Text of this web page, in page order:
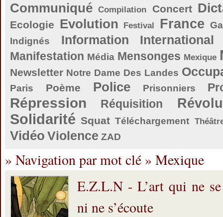
Communiqué Compilation Concert
Ecologie Evolution Festival France
Indignés
Information International
Manifestation Média Mensonges Mexique
Newsletter Notre Dame Des Landes
Paris Poème Police Prisonniers
Répression Réquisition
Solidarité Squat Téléchargement
Vidéo Violence ZAD
» Navigation par mot clé » Mexique
E.Z.L.N - L’art qui ne
ni ne s’écoute